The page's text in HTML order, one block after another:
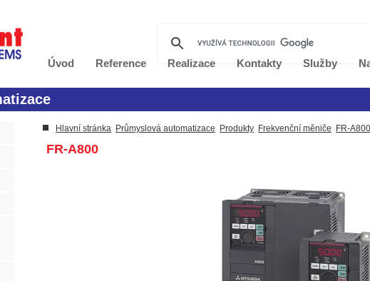
Úvod Reference Realizace Kontakty Služby
Hlavní stránka Průmyslová automatizace Produkty Frekvenční měniče FR-A800
FR-A800